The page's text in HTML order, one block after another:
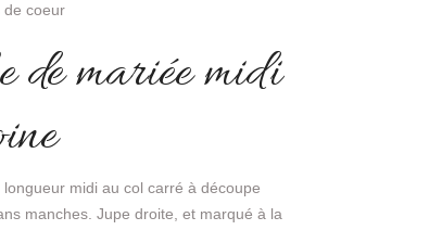
de coeur
de mariée midi
longueur midi au col carré à découpe
manches. Jupe droite, et marqué à la